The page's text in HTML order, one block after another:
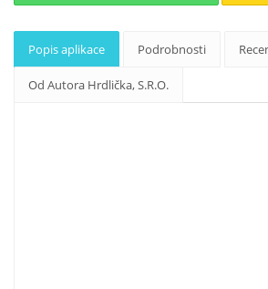
Popis aplikace Podrobnosti
Od Autora Hrdlička, S.r.o.